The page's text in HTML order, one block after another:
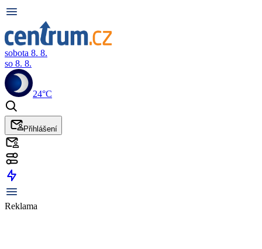
sobota 8. 8.
so 8. 8.
24°C
Přihlášení
Reklama